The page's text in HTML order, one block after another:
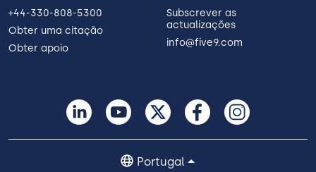
+44-330-808-5300
Obter uma citação
Obter apoio
Subscrever as
actualizações
info@five9.com
Portugal